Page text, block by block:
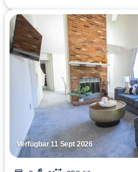
Verfügbar 11 Sept 2026